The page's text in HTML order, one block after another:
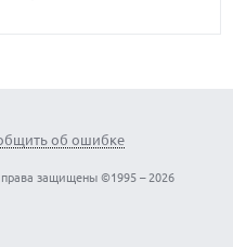
об ошибке
права защищены ©1995 – 2026